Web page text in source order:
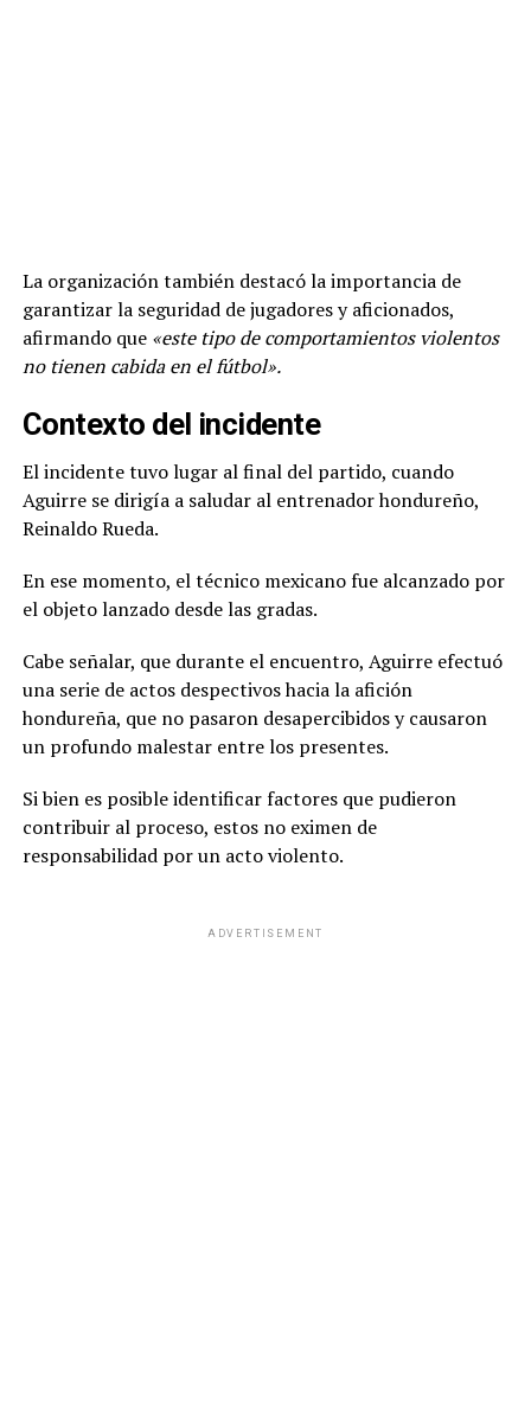
La organización también destacó la importancia de
garantizar la seguridad de jugadores y aficionados,
afirmando que «este tipo de comportamientos violentos
no tienen cabida en el fútbol».
Contexto del incidente
El incidente tuvo lugar al final del partido, cuando
Aguirre se dirigía a saludar al entrenador hondureño,
Reinaldo Rueda.
En ese momento, el técnico mexicano fue alcanzado por
el objeto lanzado desde las gradas.
Cabe señalar, que durante el encuentro, Aguirre efectuó
una serie de actos despectivos hacia la afición
hondureña, que no pasaron desapercibidos y causaron
un profundo malestar entre los presentes.
Si bien es posible identificar factores que pudieron
contribuir al proceso, estos no eximen de
responsabilidad por un acto violento.
ADVERTISEMENT